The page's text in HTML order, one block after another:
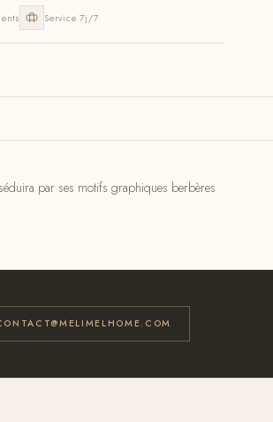
Service 7j/7
par ses motifs graphiques berbères